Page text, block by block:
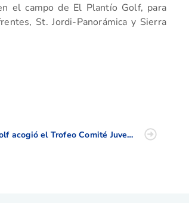
el campo de El Plantío Golf, para
St. Jordi-Panorámica y Sierra
Alenda Golf acogió el Trofeo Comité Juvenil de la Comunidad Valenciana